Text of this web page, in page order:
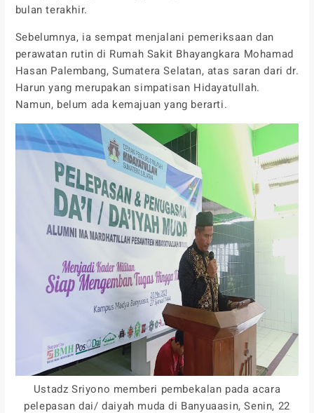
bulan terakhir.
Sebelumnya, ia sempat menjalani pemeriksaan dan
perawatan rutin di Rumah Sakit Bhayangkara Mohamad
Hasan Palembang, Sumatera Selatan, atas saran dari dr.
Harun yang merupakan simpatisan Hidayatullah.
Namun, belum ada kemajuan yang berarti.
Ustadz Sriyono memberi pembekalan pada acara
pelepasan dai/ daiyah muda di Banyuaasin, Senin, 22